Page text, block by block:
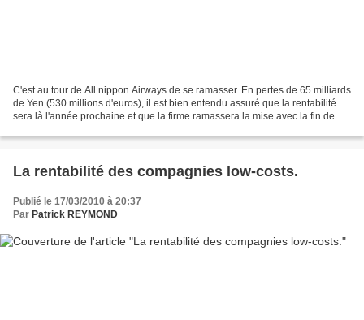
C'est au tour de All nippon Airways de se ramasser. En pertes de 65 milliards
de Yen (530 millions d'euros), il est bien entendu assuré que la rentabilité
sera là l'année prochaine et que la firme ramassera la mise avec la fin de
La rentabilité des compagnies low-costs.
Publié le 17/03/2010 à 20:37
Par Patrick REYMOND